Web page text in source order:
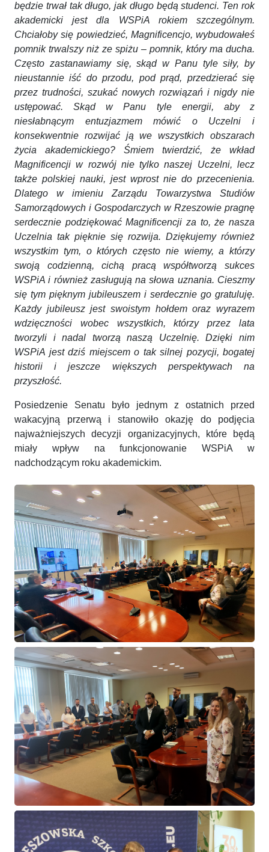
będzie trwał tak długo, jak długo będą studenci. Ten rok
akademicki jest dla WSPiA rokiem szczególnym.
Chciałoby się powiedzieć, Magnificencjo, wybudowałeś
pomnik trwalszy niż ze spiżu – pomnik, który ma ducha.
Często zastanawiamy się, skąd w Panu tyle siły, by
nieustannie iść do przodu, pod prąd, przedzierać się
przez trudności, szukać nowych rozwiązań i nigdy nie
ustępować. Skąd w Panu tyle energii, aby z
niesłabnącym entuzjazmem mówić o Uczelni i
konsekwentnie rozwijać ją we wszystkich obszarach
życia akademickiego? Śmiem twierdzić, że wkład
Magnificencji w rozwój nie tylko naszej Uczelni, lecz
także polskiej nauki, jest wprost nie do przecenienia.
Dlatego w imieniu Zarządu Towarzystwa Studiów
Samorządowych i Gospodarczych w Rzeszowie pragnę
serdecznie podziękować Magnificencji za to, że nasza
Uczelnia tak pięknie się rozwija. Dziękujemy również
wszystkim tym, o których często nie wiemy, a którzy
swoją codzienną, cichą pracą współtworzą sukces
WSPiA i również zasługują na słowa uznania. Cieszmy
się tym pięknym jubileuszem i serdecznie go gratuluję.
Każdy jubileusz jest swoistym hołdem oraz wyrazem
wdzięczności wobec wszystkich, którzy przez lata
tworzyli i nadal tworzą naszą Uczelnię. Dzięki nim
WSPiA jest dziś miejscem o tak silnej pozycji, bogatej
historii i jeszcze większych perspektywach na
przyszłość.
Posiedzenie Senatu było jednym z ostatnich przed
wakacyjną przerwą i stanowiło okazję do podjęcia
najważniejszych decyzji organizacyjnych, które będą
miały wpływ na funkcjonowanie WSPiA w
nadchodzącym roku akademickim.